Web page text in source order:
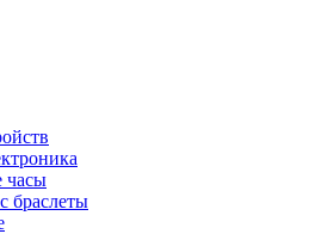
часы
браслеты